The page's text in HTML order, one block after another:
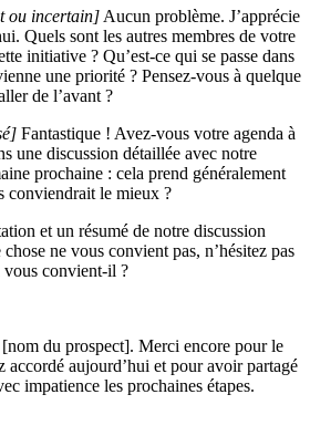
ou incertain] Aucun problème. J’apprécie
Quels sont les autres membres de votre
initiative ? Qu’est-ce qui se passe dans
une priorité ? Pensez-vous à quelque
de l’avant ?
Fantastique ! Avez-vous votre agenda à
une discussion détaillée avec notre
prochaine : cela prend généralement
conviendrait le mieux ?
et un résumé de notre discussion
ne vous convient pas, n’hésitez pas
vous convient-il ?
du prospect]. Merci encore pour le
accordé aujourd’hui et pour avoir partagé
impatience les prochaines étapes.